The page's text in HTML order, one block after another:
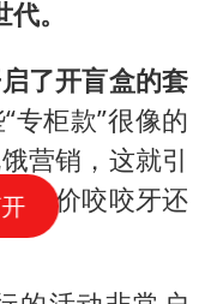
。
了开盲盒的套
专柜款”很像的
营销，这就引
扣价咬咬牙还